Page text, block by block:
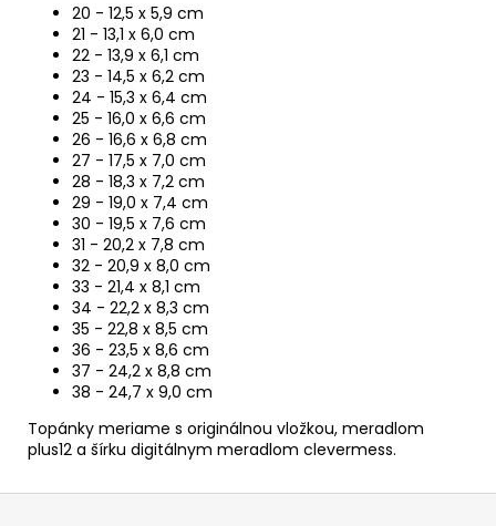
20 - 12,5 x 5,9 cm
21 - 13,1 x 6,0 cm
22 - 13,9 x 6,1 cm
23 - 14,5 x 6,2 cm
24 - 15,3 x 6,4 cm
25 - 16,0 x 6,6 cm
26 - 16,6 x 6,8 cm
27 - 17,5 x 7,0 cm
28 - 18,3 x 7,2 cm
29 - 19,0 x 7,4 cm
30 - 19,5 x 7,6 cm
31 - 20,2 x 7,8 cm
32 - 20,9 x 8,0 cm
33 - 21,4 x 8,1 cm
34 - 22,2 x 8,3 cm
35 - 22,8 x 8,5 cm
36 - 23,5 x 8,6 cm
37 - 24,2 x 8,8 cm
38 - 24,7 x 9,0 cm
Topánky meriame s originálnou vložkou, meradlom
plus12 a šírku digitálnym meradlom clevermess.
Z